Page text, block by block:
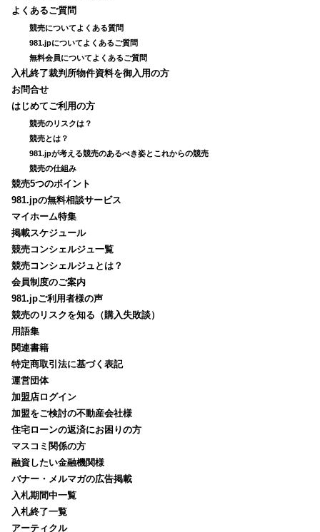
よくあるご質問
競売についてよくある質問
981.jpについてよくあるご質問
無料会員についてよくあるご質問
入札終了裁判所物件資料を御入用の方
お問合せ
はじめてご利用の方
競売のリスクは？
競売とは？
981.jpが考える競売のあるべき姿とこれからの競売
競売の仕組み
競売5つのポイント
981.jpの無料相談サービス
マイホーム特集
掲載スケジュール
競売コンシェルジュ一覧
競売コンシェルジュとは？
会員制度のご案内
981.jpご利用者様の声
競売のリスクを知る（購入失敗談）
用語集
関連書籍
特定商取引法に基づく表記
運営団体
加盟店ログイン
加盟をご検討の不動産会社様
住宅ローンの返済にお困りの方
マスコミ関係の方
融資したい金融機関様
バナー・メルマガの広告掲載
入札期間中一覧
入札終了一覧
アーティクル